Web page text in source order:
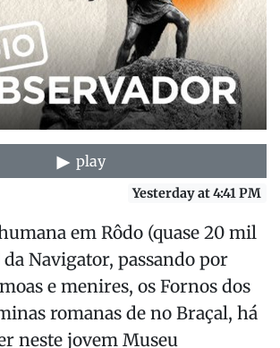
play
Yesterday at 4:41 PM
em Rôdo (quase 20 mil
da Navigator, passando por
e menires, os Fornos dos
romanas de no Braçal, há
neste jovem Museu